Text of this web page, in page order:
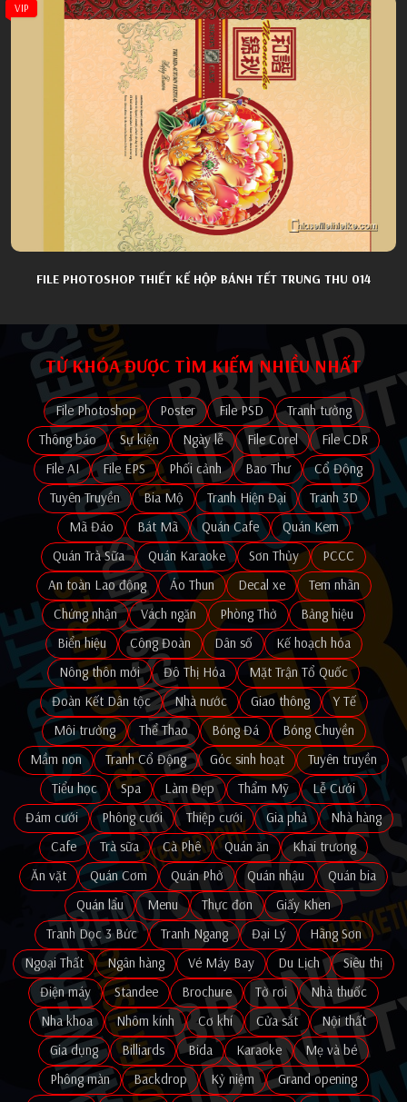
VIP
FILE PHOTOSHOP THIẾT KẾ HỘP BÁNH TẾT TRUNG THU 014
TỪ KHÓA ĐƯỢC TÌM KIẾM NHIỀU NHẤT
File Photoshop Poster File PSD
Tranh tường
Thông báo
Sự kiện Ngày lễ File Corel
File CDR
File AI
File EPS Phối cảnh Bao Thư
Cổ Động
Tuyên Truyền
Bia Mộ Tranh Hiện Đại
Tranh 3D
Mã Đáo
Bát Mã Quán Cafe
Quán Kem
Quán Trà Sữa
Quán Karaoke Sơn Thủy
PCCC
An toàn Lao động
Áo Thun Decal xe
Tem nhãn
Chứng nhận
Vách ngăn Phòng Thờ
Bảng hiệu
Biển hiệu
Công Đoàn Dân số
Kế hoạch hóa
Nông thôn mới
Đô Thị Hóa
Mặt Trận Tổ Quốc
Đoàn Kết Dân tộc
Nhà nước Giao thông
Y Tế
Môi trường
Thể Thao Bóng Đá
Bóng Chuyền
Mầm non
Tranh Cổ Động Góc sinh hoạt
Tuyên truyền
Tiểu học
Spa Làm Đẹp Thẩm Mỹ
Lễ Cưới
Đám cưới
Phông cưới Thiệp cưới Gia phả
Nhà hàng
Cafe
Trà sữa Cà Phê Quán ăn
Khai trương
Ăn vặt
Quán Cơm Quán Phở Quán nhậu
Quán bia
Quán lẩu
Menu Thực đơn
Giấy Khen
Tranh Dọc 3 Bức
Tranh Ngang Đại Lý
Hãng Sơn
Ngoại Thất
Ngân hàng Vé Máy Bay Du Lịch
Siêu thị
Điện máy
Standee Brochure Tờ rơi
Nhà thuốc
Nha khoa
Nhôm kính Cơ khí Cửa sắt
Nội thất
Gia dụng
Billiards Bida Karaoke
Mẹ và bé
Phông màn
Backdrop Kỷ niệm
Grand opening